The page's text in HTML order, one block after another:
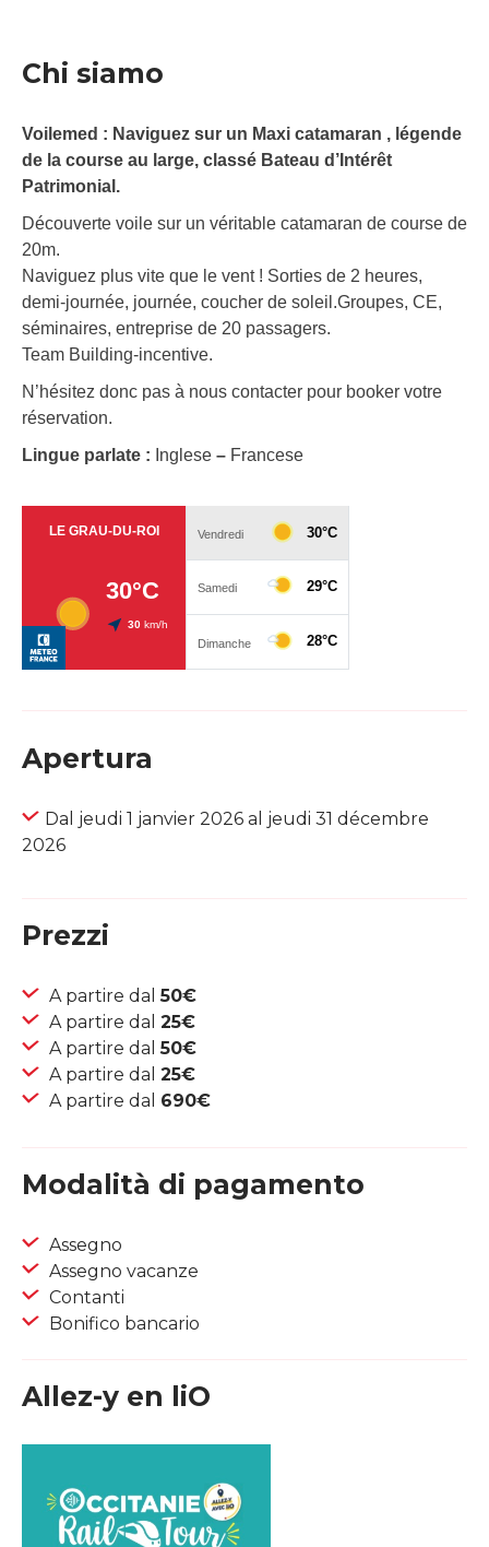
Chi siamo
Voilemed : Naviguez sur un Maxi catamaran , légende
de la course au large, classé Bateau d’Intérêt
Patrimonial.
Découverte voile sur un véritable catamaran de course de
20m.
Naviguez plus vite que le vent ! Sorties de 2 heures,
demi-journée, journée, coucher de soleil.Groupes, CE,
séminaires, entreprise de 20 passagers.
Team Building-incentive.
N’hésitez donc pas à nous contacter pour booker votre
réservation.
Lingue parlate : Inglese – Francese
Apertura
Dal jeudi 1 janvier 2026 al jeudi 31 décembre
2026
Prezzi
A partire dal50€
A partire dal 25€
A partire dal50€
A partire dal 25€
A partire dal 690€
Modalità di pagamento
Assegno
Assegno vacanze
Contanti
Bonifico bancario
Allez-y en liO